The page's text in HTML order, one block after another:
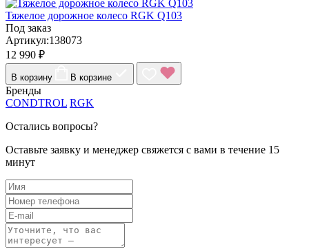
Тяжелое дорожное колесо RGK Q103
Под заказ
Артикул:138073
12 990 ₽
В корзину В корзине
Бренды
CONDTROL RGK
Остались вопросы?
Оставьте заявку и менеджер свяжется с вами в течение 15
минут